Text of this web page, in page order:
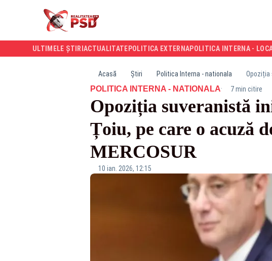
ULTIMELE ȘTIRI ACTUALITATE POLITICA EXTERNAPOLITICA INTERNA -
Acasă Știri Politica Interna - nationala
POLITICA INTERNA - NATIONALA· 7 min citire
Opoziția suveranistă
Țoiu, pe care o acuză
MERCOSUR
10 ian. 2026, 12:15